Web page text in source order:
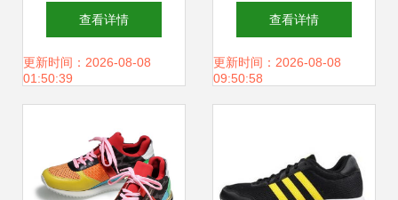
男士休闲运动鞋评
测 型格与舒适的平
查看详情
更新时间：2026-08-08
01:50:39
篮球鞋 高帮男鞋、
运动鞋全方位解析
查看详情
更新时间：2026-08-08
09:50:58